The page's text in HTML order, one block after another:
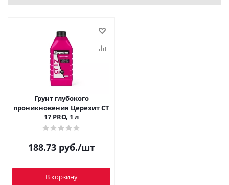
Грунт глубокого
проникновения Церезит CT
17 PRO, 1 л
188.73руб./шт
В корзину